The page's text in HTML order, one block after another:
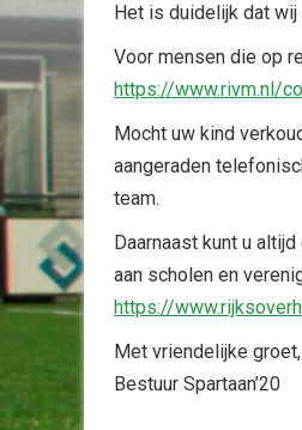
Het is duidelijk dat wij
Voor mensen die op
https://www.rivm.nl/
Mocht uw kind
aangeraden
team.
Daarnaast kunt u
aan scholen en
https://
Met vriendelijke groet,
Bestuur Spartaan’20